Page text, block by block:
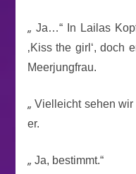
„ Ja…“ In Lailas
‚Kiss the girl‘, doch
Meerjungfrau.
„ Vielleicht sehen wir
er.
„ Ja, bestimmt.“